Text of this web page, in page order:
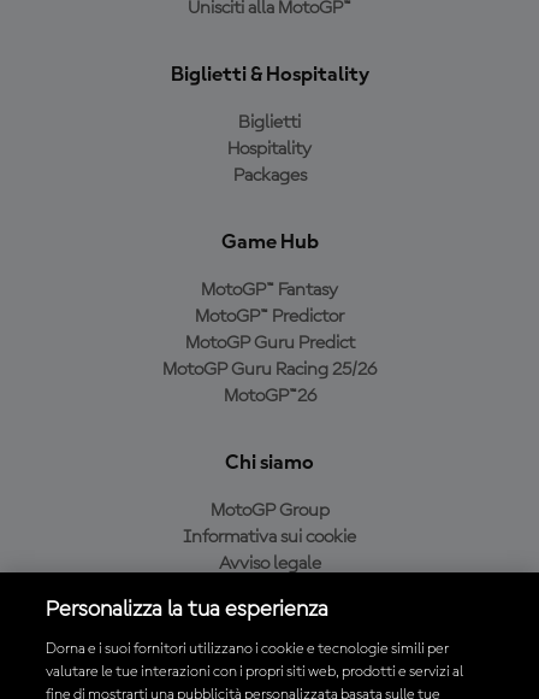
Unisciti alla MotoGP™
Biglietti & Hospitality
Biglietti
Hospitality
Packages
Game Hub
MotoGP™ Fantasy
MotoGP™ Predictor
MotoGP Guru Predict
MotoGP Guru Racing 25/26
MotoGP™26
Chi siamo
MotoGP Group
Informativa sui cookie
Avviso legale
Condizioni di acquisto
Personalizza la tua esperienza
Dorna e i suoi fornitori utilizzano i cookie e tecnologie simili per
valutare le tue interazioni con i propri siti web, prodotti e servizi al
fine di mostrarti una pubblicità personalizzata basata sulle tue